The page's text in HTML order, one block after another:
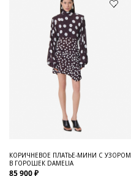
КОРИЧНЕВОЕ ПЛАТЬЕ-МИНИ С УЗОРОМ
В ГОРОШЕК DAMELIA
85 900 ₽